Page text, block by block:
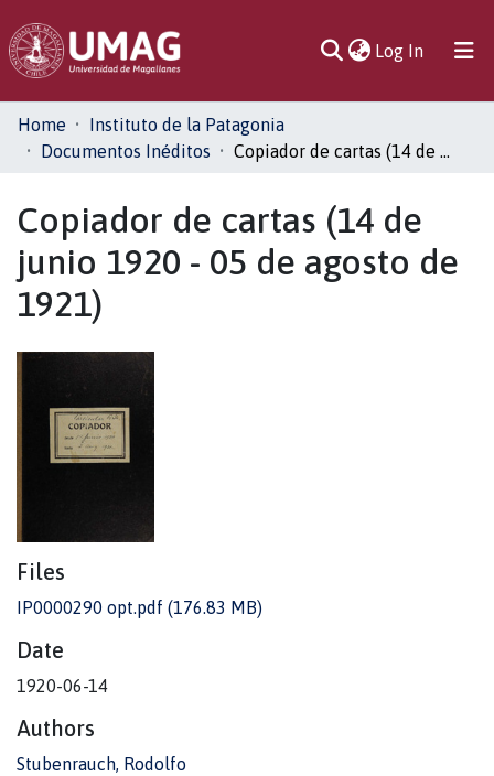
Log In(current)
Communities
& Collections
Statistics
Home
Instituto de la Patagonia
Documentos Inéditos
Copiador de cartas (14 de junio 1920 - 05 de agosto de 1921)
Copiador de cartas (14 de
junio 1920 - 05 de agosto de
1921)
Files
IP0000290 opt.pdf (176.83 MB)
Date
1920-06-14
Authors
Stubenrauch, Rodolfo